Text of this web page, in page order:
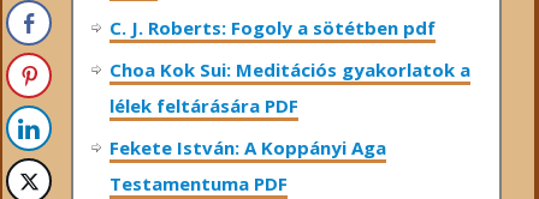
C. J. Roberts: Fogoly a sötétben pdf
Choa Kok Sui: Meditációs gyakorlatok a
lélek feltárására PDF
Fekete István: A Koppányi Aga
Testamentuma PDF